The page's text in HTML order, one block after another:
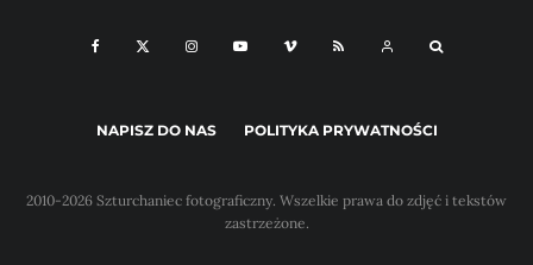
NAPISZ DO NAS POLITYKA PRYWATNOŚCI
2010-2026 Szturchaniec fotograficzny. Wszelkie prawa do zdjęć i tekstów
zastrzeżone.